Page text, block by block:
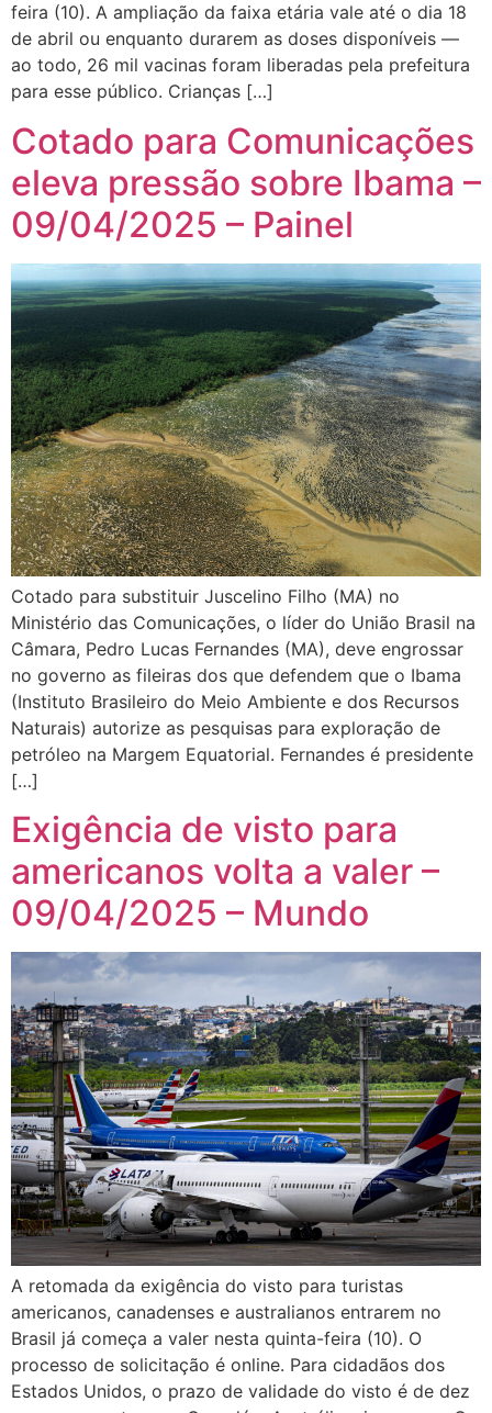
feira (10). A ampliação da faixa etária vale até o dia 18
de abril ou enquanto durarem as doses disponíveis —
ao todo, 26 mil vacinas foram liberadas pela prefeitura
para esse público. Crianças […]
Cotado para Comunicações
eleva pressão sobre Ibama –
09/04/2025 – Painel
Cotado para substituir Juscelino Filho (MA) no
Ministério das Comunicações, o líder do União Brasil na
Câmara, Pedro Lucas Fernandes (MA), deve engrossar
no governo as fileiras dos que defendem que o Ibama
(Instituto Brasileiro do Meio Ambiente e dos Recursos
Naturais) autorize as pesquisas para exploração de
petróleo na Margem Equatorial. Fernandes é presidente
[…]
Exigência de visto para
americanos volta a valer –
09/04/2025 – Mundo
A retomada da exigência do visto para turistas
americanos, canadenses e australianos entrarem no
Brasil já começa a valer nesta quinta-feira (10). O
processo de solicitação é online. Para cidadãos dos
Estados Unidos, o prazo de validade do visto é de dez